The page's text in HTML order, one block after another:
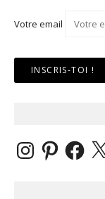
Votre email
InstagramPinterestFacebook
X